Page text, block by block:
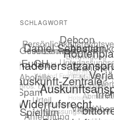
SCHLAGWORT